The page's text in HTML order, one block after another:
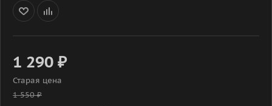
1 290 ₽
Старая цена
1 550₽